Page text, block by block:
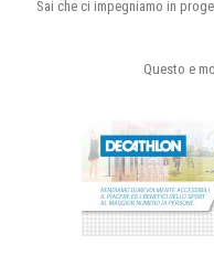
Sai che ci impegniamo in
Questo e